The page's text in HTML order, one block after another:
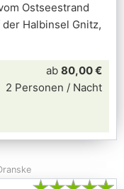
Ostseestrand
Halbinsel Gnitz,
ab 80,00 €
2 Personen / Nacht